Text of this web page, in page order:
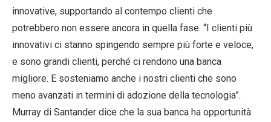
innovative, supportando al contempo clienti che
potrebbero non essere ancora in quella fase. “I clienti più
innovativi ci stanno spingendo sempre più forte e veloce,
e sono grandi clienti, perché ci rendono una banca
migliore. E sosteniamo anche i nostri clienti che sono
meno avanzati in termini di adozione della tecnologia”.
Murray di Santander dice che la sua banca ha opportunità